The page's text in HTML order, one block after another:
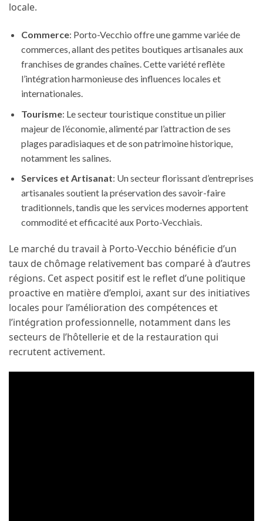
locale.
Commerce: Porto-Vecchio offre une gamme variée de
commerces, allant des petites boutiques artisanales aux
franchises de grandes chaînes. Cette variété reflète
l’intégration harmonieuse des influences locales et
internationales.
Tourisme: Le secteur touristique constitue un pilier
majeur de l’économie, alimenté par l’attraction de ses
plages paradisiaques et de son patrimoine historique,
notamment les salines.
Services et Artisanat: Un secteur florissant d’entreprises
artisanales soutient la préservation des savoir-faire
traditionnels, tandis que les services modernes apportent
commodité et efficacité aux Porto-Vecchiais.
Le marché du travail à Porto-Vecchio bénéficie d’un
taux de chômage relativement bas comparé à d’autres
régions. Cet aspect positif est le reflet d’une politique
proactive en matière d’emploi, axant sur des initiatives
locales pour l’amélioration des compétences et
l’intégration professionnelle, notamment dans les
secteurs de l’hôtellerie et de la restauration qui
recrutent activement.